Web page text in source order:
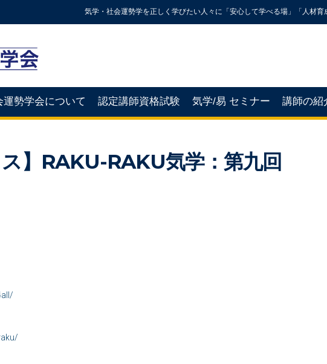
気学・社会運勢学を正しく学びたい人々に「安心して学べる場」「人材育
運勢学会について 認定講師資格試験 気学/易 セミナー 講師の紹
ス】RAKU-RAKU気学：第九回